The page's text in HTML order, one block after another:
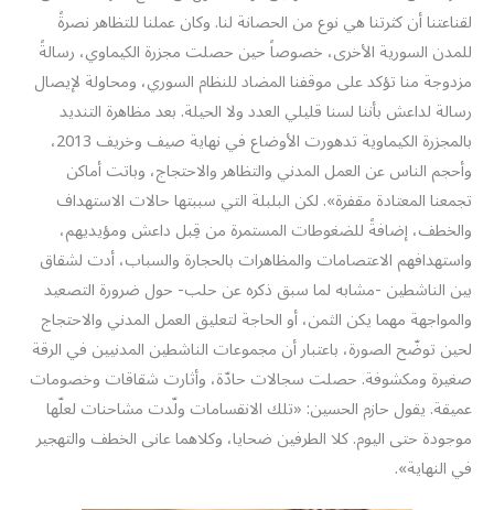
لقناعتنا أن كثرتنا هي نوع من الحصانة لنا. وكان عملنا للتظاهر نصرةً
للمدن السورية الأخرى، خصوصاً حين حصلت مجزرة الكيماوي، رسالةً
مزدوجة منا تؤكد على موقفنا المضاد للنظام السوري، ومحاولة لإيصال
رسالة لداعش بأننا لسنا قليلي العدد ولا الحيلة. بعد مظاهرة التنديد
بالمجزرة الكيماوية تدهورت الأوضاع في نهاية صيف وخريف 2013،
وأحجم الناس عن العمل المدني والتظاهر والاحتجاج، وباتت أماكن
تجمعنا المعتادة مقفرة». لكن البلبلة التي سببتها حالات الاستهداف
والخطف، إضافةً للضغوطات المستمرة من قِبل داعش ومؤيديهم،
واستهدافهم الاعتصامات والمظاهرات بالحجارة والسباب، أدت لشقاق
بين الناشطين -مشابه لما سبق ذكره عن حلب- حول ضرورة التصعيد
والمواجهة مهما يكن الثمن، أو الحاجة لتعليق العمل المدني والاحتجاج
لحين توضّح الصورة، باعتبار أن مجموعات الناشطين المدنيين في الرقة
صغيرة ومكشوفة. حصلت سجالات حادّة، وأثارت شقاقات وخصومات
عميقة. يقول حازم الحسين: «تلك الانقسامات ولّدت مشاحنات لعلّها
موجودة حتى اليوم. كلا الطرفين ضحايا، وكلاهما عانى الخطف والتهجير
في النهاية».